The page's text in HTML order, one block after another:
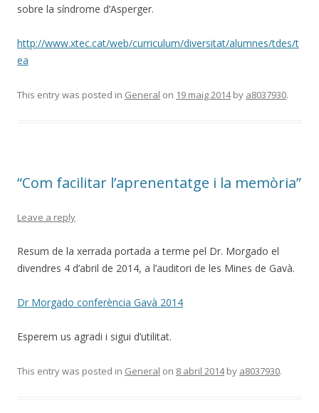
sobre la síndrome d’Asperger.
http://www.xtec.cat/web/curriculum/diversitat/alumnes/tdes/t
ea
This entry was posted in General on 19 maig 2014by a8037930.
“Com facilitar l’aprenentatge i la memòria”
Leave a reply
Resum de la xerrada portada a terme pel Dr. Morgado el
divendres 4 d’abril de 2014, a l’auditori de les Mines de Gavà.
Dr Morgado conferència Gavà 2014
Esperem us agradi i sigui d’utilitat.
This entry was posted in General on 8 abril 2014by a8037930.